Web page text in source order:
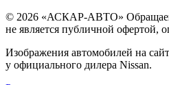
© 2026 «АСКАР-АВТО» Обращаем
не является публичной офертой,
Изображения автомобилей на
у официального дилера Nissan.